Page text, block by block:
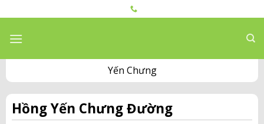
to
content
Yến Chưng
Hồng Yến Chưng Đường